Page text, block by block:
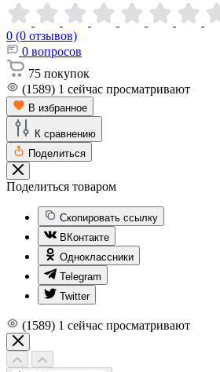
0 (0 отзывов)
0 вопросов
75 покупок
(1589) 1 сейчас просматривают
В избранное
К сравнению
Поделиться
Поделиться товаром
Скопировать ссылку
ВКонтакте
Одноклассники
Telegram
Twitter
(1589) 1 сейчас просматривают